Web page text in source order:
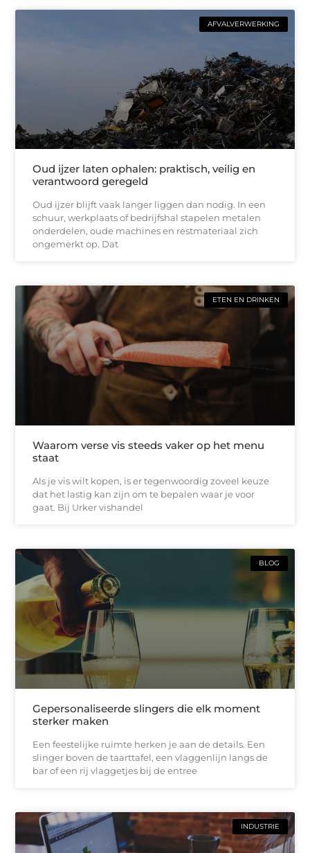
AFVALVERWERKING
Oud ijzer laten ophalen: praktisch, veilig en
verantwoord geregeld
Oud ijzer blijft vaak langer liggen dan nodig. In een
schuur, werkplaats of bedrijfshal stapelen metalen
onderdelen, oude machines en restmateriaal zich
ongemerkt op. Dat
ETEN EN DRINKEN
Waarom verse vis steeds vaker op het menu
staat
Als je vis wilt kopen, is er tegenwoordig zoveel keuze
dat het lastig kan zijn om te bepalen waar je voor
gaat. Bij Urker vishandel
BLOG
Gepersonaliseerde slingers die elk moment
sterker maken
Een feestelijke ruimte herken je aan de details. Een
slinger boven de taarttafel, een vlaggenlijn langs de
bar of een rij vlaggetjes bij de entree
INDUSTRIE